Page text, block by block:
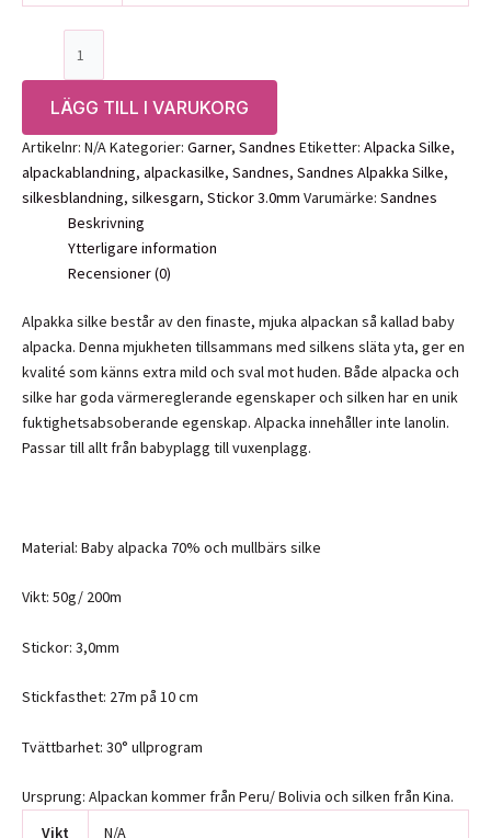
mängdLÄGG TILL I VARUKORG
Artikelnr: N/AKategorier: Garner, Sandnes Etiketter: Alpacka Silke,
alpackablandning, alpackasilke, Sandnes, Sandnes Alpakka Silke,
silkesblandning, silkesgarn, Stickor 3.0mm Varumärke: Sandnes
Beskrivning
Ytterligare information
Recensioner (0)
Alpakka silke består av den finaste, mjuka alpackan så kallad baby
alpacka. Denna mjukheten tillsammans med silkens släta yta, ger en
kvalité som känns extra mild och sval mot huden. Både alpacka och
silke har goda värmereglerande egenskaper och silken har en unik
fuktighetsabsoberande egenskap. Alpacka innehåller inte lanolin.
Passar till allt från babyplagg till vuxenplagg.
Material: Baby alpacka 70% och mullbärs silke
Vikt: 50g/ 200m
Stickor: 3,0mm
Stickfasthet: 27m på 10 cm
Tvättbarhet: 30° ullprogram
Ursprung: Alpackan kommer från Peru/ Bolivia och silken från Kina.
Vikt
N/A